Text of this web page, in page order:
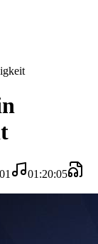
01:20:05